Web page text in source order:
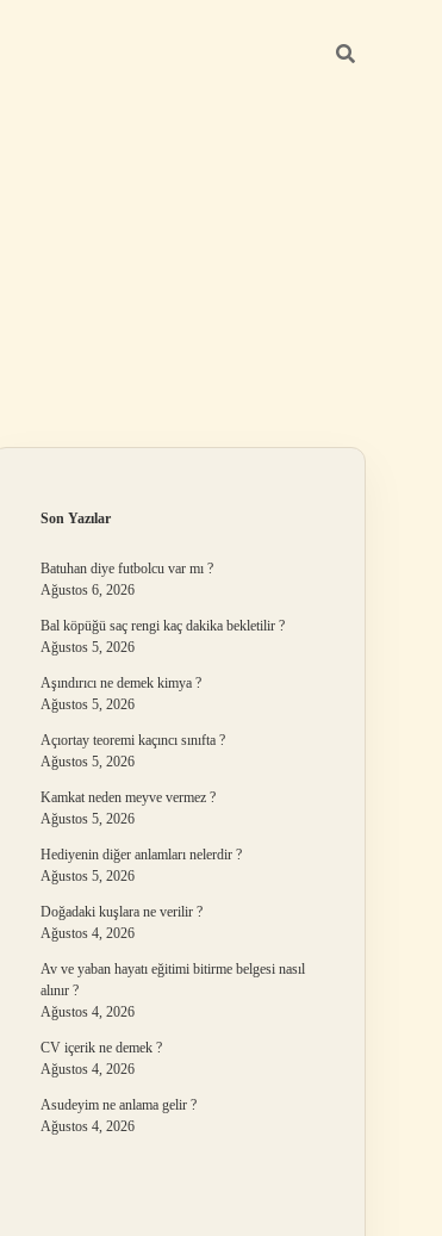
Son Yazılar
Batuhan diye futbolcu var mı ?
Ağustos 6, 2026
Bal köpüğü saç rengi kaç dakika bekletilir ?
Ağustos 5, 2026
Aşındırıcı ne demek kimya ?
Ağustos 5, 2026
Açıortay teoremi kaçıncı sınıfta ?
Ağustos 5, 2026
Kamkat neden meyve vermez ?
Ağustos 5, 2026
Hediyenin diğer anlamları nelerdir ?
Ağustos 5, 2026
Doğadaki kuşlara ne verilir ?
Ağustos 4, 2026
Av ve yaban hayatı eğitimi bitirme belgesi nasıl
alınır ?
Ağustos 4, 2026
CV içerik ne demek ?
Ağustos 4, 2026
Asudeyim ne anlama gelir ?
Ağustos 4, 2026